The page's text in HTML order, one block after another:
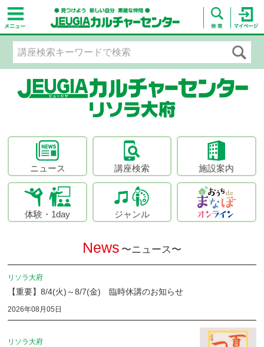
ニュース 講座検索 施設案内
体験・1day ジャンル
News 〜ニュース〜
リソラ大府
【重要】8/4(火)～8/7(金) 臨時休講のお知らせ
2026年08月05日
リソラ大府